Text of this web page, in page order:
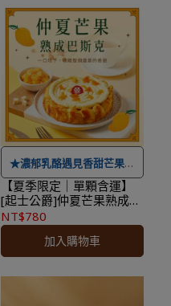
更方便！
十九條所定之合理例外情事
「保存期限較短商品」，於
收受商品後將無法享有七天
猶豫期之權益且不得辦理退
貨。
★本商品不適用 ＃線上優惠
券及紅利點數折抵，可累積
紅利點數
★本限台灣本島配送，如有
離島需求請洽小編運費另計
★本商品恕不配合滿額贈&
加價購。
★濃郁乳酪遇見香甜芒果，
盛夏的甜蜜驚喜
★最快出貨日，目前為付款
日+4個工作天
★本商品性質具備消保法第
【夏季限定｜單顆含運】
[起士公爵]仲夏芒果熟成巴
斯克 6吋｜附提袋、盤叉｜
生日蛋糕/父親節送禮
NT$780
加入購物車